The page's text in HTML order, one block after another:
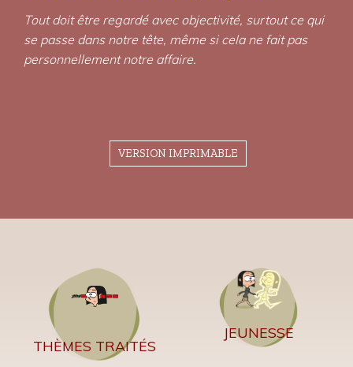
Tout doit être regardé avec objectivité, surtout ce qui
se passe dans notre tête, même si cela ne fait pas
personnellement notre affaire.
VERSION IMPRIMABLE
THÈMES TRAITÉS
JEUNESSE